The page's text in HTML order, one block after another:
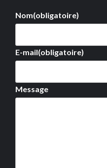
Nom(obligatoire)
E-mail(obligatoire)
Message